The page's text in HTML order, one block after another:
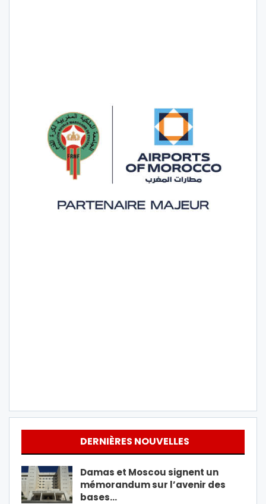
DERNIÈRES NOUVELLES
Damas et Moscou signent un
mémorandum sur l’avenir des
bases…